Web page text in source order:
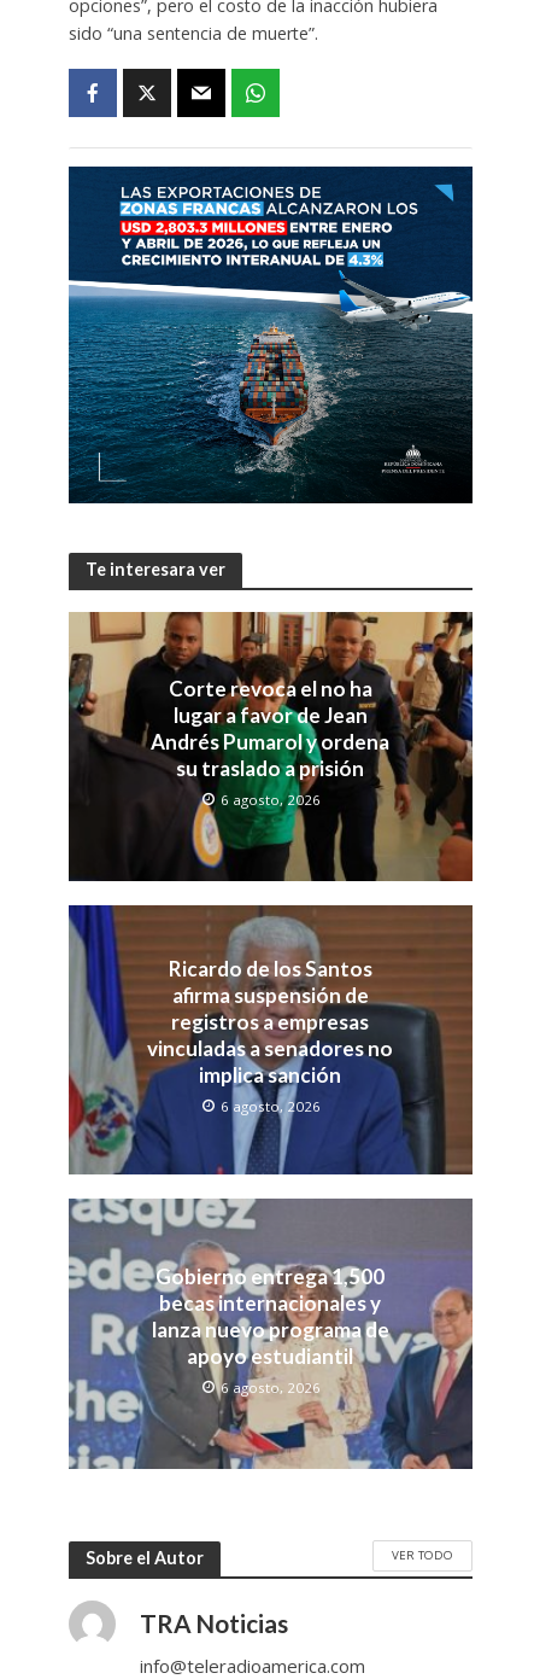
opciones”, pero el costo de la inacción hubiera
sido “una sentencia de muerte”.
Te interesara ver
Corte revoca el no ha
lugar a favor de Jean
Andrés Pumarol y ordena
su traslado a prisión
6 agosto, 2026
Ricardo de los Santos
afirma suspensión de
registros a empresas
vinculadas a senadores no
implica sanción
6 agosto, 2026
Gobierno entrega 1,500
becas internacionales y
lanza nuevo programa de
apoyo estudiantil
6 agosto, 2026
Sobre el Autor VER TODO
TRA Noticias
info@teleradioamerica.com